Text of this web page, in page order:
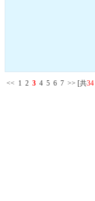
<< 1 2 3 4 5 6 7 >> [共34